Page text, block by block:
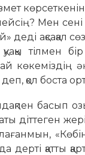
Мен
ақсақал
тілмен
көкеміздің
қол боста
басып
діттеген
қатты